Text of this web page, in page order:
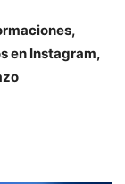
en Instagram,